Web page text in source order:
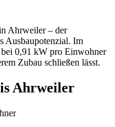
Ahrweiler – der
Ausbaupotenzial. Im
0,91 kW pro Einwohner
Zubau schließen lässt.
Ahrweiler